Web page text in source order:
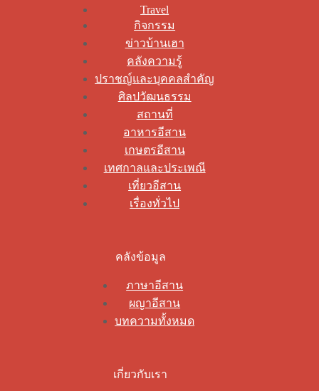
Travel
กิจกรรม
ข่าวบ้านเฮา
คลังความรู้
ปราชญ์และบุคคลสำคัญ
ศิลปวัฒนธรรม
สถานที่
อาหารอีสาน
เกษตรอีสาน
เทศกาลและประเพณี
เที่ยวอีสาน
เรื่องทั่วไป
คลังข้อมูล
ภาษาอีสาน
ผญาอีสาน
บทความทั้งหมด
เกี่ยวกับเรา